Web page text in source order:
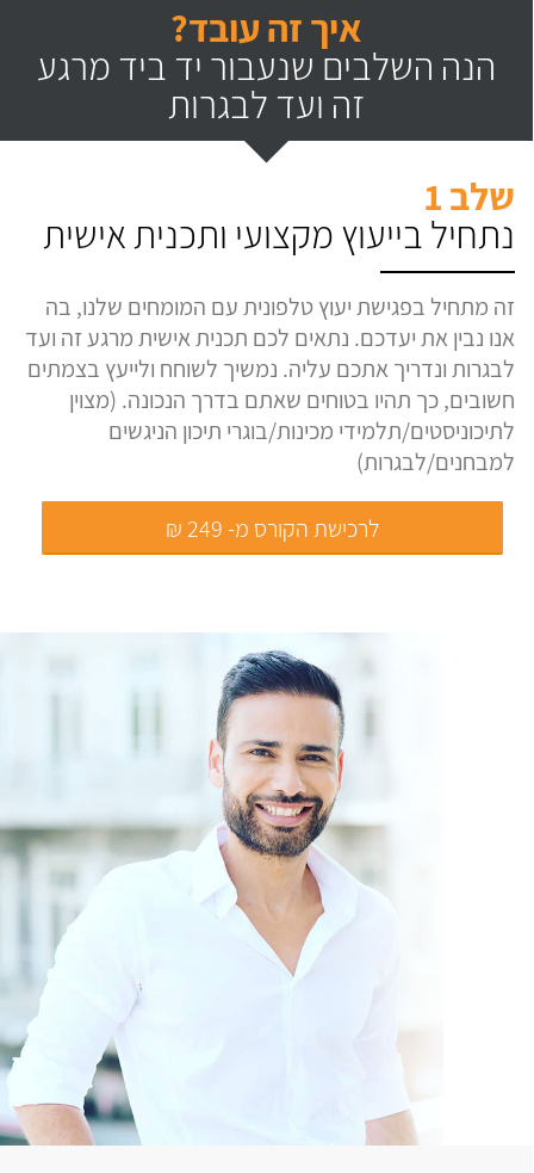
איך זה עובד?
הנה השלבים שנעבור יד ביד מרגע
זה ועד לבגרות
שלב 1
נתחיל בייעוץ מקצועי ותכנית אישית
זה מתחיל בפגישת יעוץ טלפונית עם המומחים שלנו, בה
אנו נבין את יעדכם. נתאים לכם תכנית אישית מרגע זה ועד
לבגרות ונדריך אתכם עליה. נמשיך לשוחח ולייעץ בצמתים
חשובים, כך תהיו בטוחים שאתם בדרך הנכונה. (מצוין
לתיכוניסטים/תלמידי מכינות/בוגרי תיכון הניגשים
למבחנים/לבגרות)
לרכישת הקורס מ- 249 ₪